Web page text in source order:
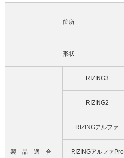
箇所
形状
製品適合
RIZING3
RIZING2
RIZINGアルファ
RIZINGアルファPro